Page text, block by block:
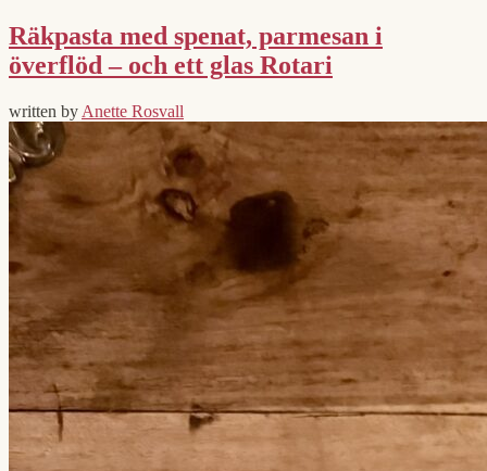
Räkpasta med spenat, parmesan i
överflöd – och ett glas Rotari
written by Anette Rosvall